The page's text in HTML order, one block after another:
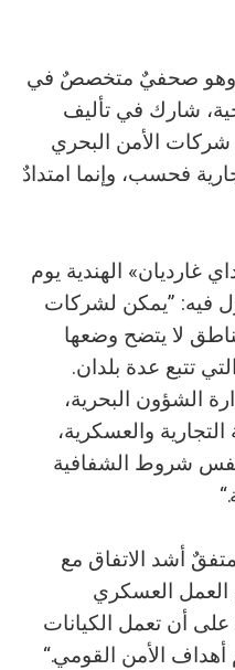
وهو صحفيٌ متخصصٌ في
شارك في تأليف
شركات الأمن البحري
فحسب، وإنما امتدادٌ
غارديان» الهندية يوم
فيه: ”يمكن لشركات
لا يتضح وضعها
تتبع عدة بلدان.
الشؤون البحرية،
والعسكرية،
شروط الشفافية
أشد الاتفاق مع
العمل العسكري
على أن تعمل الكيانات
أهداف الأمن القومي.“